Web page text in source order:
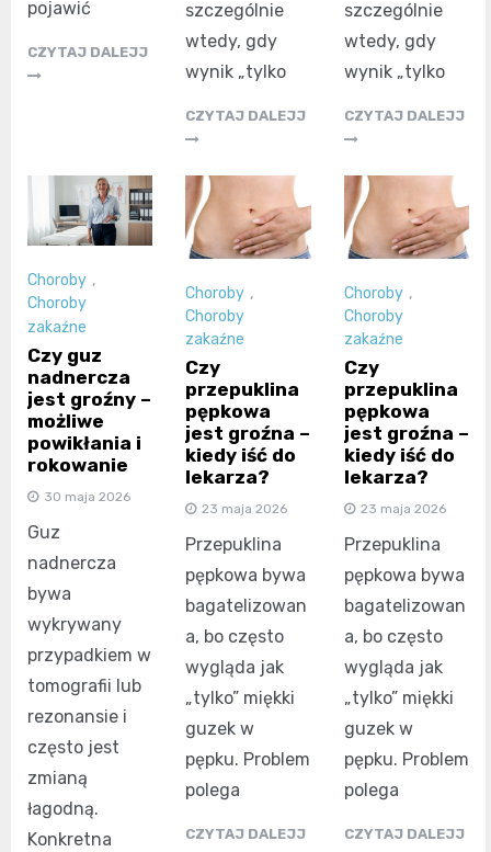
pojawić
CZYTAJ DALEJJ
szczególnie
wtedy, gdy
wynik „tylko
CZYTAJ DALEJJ
szczególnie
wtedy, gdy
wynik „tylko
CZYTAJ DALEJJ
Choroby ,
Choroby
zakaźne
Czy guz
nadnercza
jest groźny –
możliwe
powikłania i
rokowanie
30 maja 2026
Guz
nadnercza
bywa
wykrywany
przypadkiem w
tomografii lub
rezonansie i
często jest
zmianą
łagodną.
Konkretna
Choroby ,
Choroby
zakaźne
Czy
przepuklina
pępkowa
jest groźna –
kiedy iść do
lekarza?
23 maja 2026
Przepuklina
pępkowa bywa
bagatelizowan
a, bo często
wygląda jak
„tylko” miękki
guzek w
pępku. Problem
polega
CZYTAJ DALEJJ
Choroby ,
Choroby
zakaźne
Czy
przepuklina
pępkowa
jest groźna –
kiedy iść do
lekarza?
23 maja 2026
Przepuklina
pępkowa bywa
bagatelizowan
a, bo często
wygląda jak
„tylko” miękki
guzek w
pępku. Problem
polega
CZYTAJ DALEJJ